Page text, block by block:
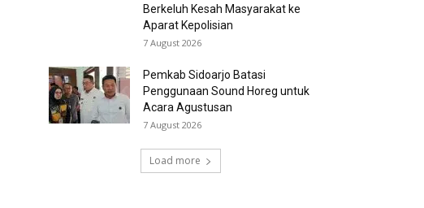
Berkeluh Kesah Masyarakat ke
Aparat Kepolisian
7 August 2026
Pemkab Sidoarjo Batasi
Penggunaan Sound Horeg untuk
Acara Agustusan
7 August 2026
Load more